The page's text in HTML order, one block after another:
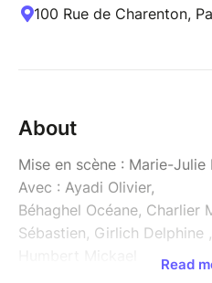
100 Rue de Charenton,
About
Mise en scène : Marie-Julie
Avec : Ayadi Olivier,
Béhaghel Océane, Charlier
Sébastien, Girlich Delphine
Read